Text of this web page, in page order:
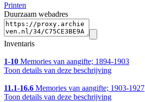
Printen
Duurzaam webadres
Inventaris
1-10 Memories van aangifte; 1894-1903
Toon details van deze beschrijving
11.1-16.6 Memories van aangifte; 1903-1927
Toon details van deze beschrijving